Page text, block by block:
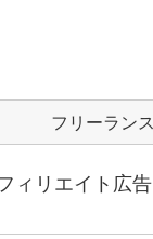
ィリエイト広告